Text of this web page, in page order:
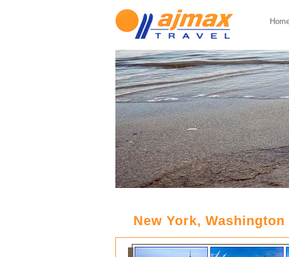
New York, Washington